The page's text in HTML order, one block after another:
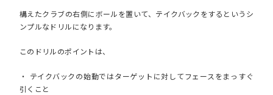
構えたクラブの右側にボールを置いて、テイクバックをするというシ
ンプルなドリルになります。
このドリルのポイントは、
・ テイクバックの始動ではターゲットに対してフェースをまっすぐ
引くこと